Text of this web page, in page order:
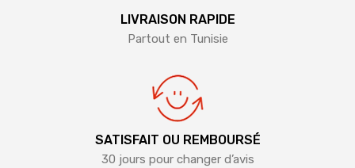
LIVRAISON RAPIDE
Partout en Tunisie
SATISFAIT OU REMBOURSÉ
30 jours pour changer d’avis